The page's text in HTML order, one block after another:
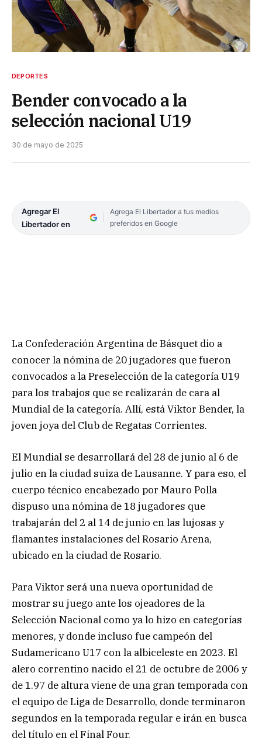
DEPORTES
Bender convocado a la
selección nacional U19
30 de mayo de 2025
Agregar El
Libertador en
Agrega El Libertador a tus medios
preferidos en Google
La Confederación Argentina de Básquet dio a
conocer la nómina de 20 jugadores que fueron
convocados a la Preselección de la categoría U19
para los trabajos que se realizarán de cara al
Mundial de la categoría. Allí, está Viktor Bender, la
joven joya del Club de Regatas Corrientes.
El Mundial se desarrollará del 28 de junio al 6 de
julio en la ciudad suiza de Lausanne. Y para eso, el
cuerpo técnico encabezado por Mauro Polla
dispuso una nómina de 18 jugadores que
trabajarán del 2 al 14 de junio en las lujosas y
flamantes instalaciones del Rosario Arena,
ubicado en la ciudad de Rosario.
Para Viktor será una nueva oportunidad de
mostrar su juego ante los ojeadores de la
Selección Nacional como ya lo hizo en categorías
menores, y donde incluso fue campeón del
Sudamericano U17 con la albiceleste en 2023. El
alero correntino nacido el 21 de octubre de 2006 y
de 1.97 de altura viene de una gran temporada con
el equipo de Liga de Desarrollo, donde terminaron
segundos en la temporada regular e irán en busca
del título en el Final Four.